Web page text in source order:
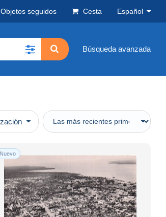
Objetos seguidos Cesta Español
Búsqueda avanzada
Nuevo